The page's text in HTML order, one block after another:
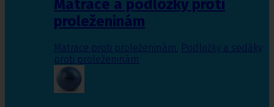
Matrace a podložky proti
proleženinám
Matrace proti proleženinám, Podložky a sedáky
proti proleženinám